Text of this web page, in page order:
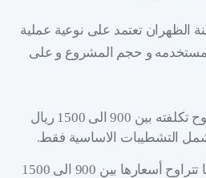
الظهران تعتمد على نوعية عملية
و حجم المشروع و على
التشطيب العادي: تتراوح تكلفته بين 900 الى 1500 ريال
التشطيبات الاساسية فقط.
التشطيب الفاخر: أيضا تتراوح أسعارها بين 900 الى 1500